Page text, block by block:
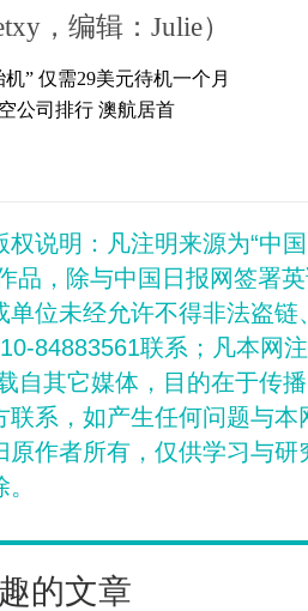
，编辑：Julie）
” 仅需29美元待机一个月
公司排行 澳航居首
说明：凡注明来源为“中
品，除与中国日报网签署
单位未经允许不得非法盗
84883561联系；凡本网
自其它媒体，目的在于传
联系，如产生任何问题与
原作者所有，仅供学习与
的文章